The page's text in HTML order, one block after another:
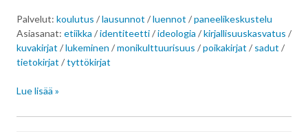
Palvelut: koulutus /lausunnot /luennot /paneelikeskustelu
Asiasanat: etiikka /identiteetti/ideologia /kirjallisuuskasvatus /
kuvakirjat /lukeminen /monikulttuurisuus /poikakirjat / sadut /
tietokirjat /tyttökirjat
Lue lisää »